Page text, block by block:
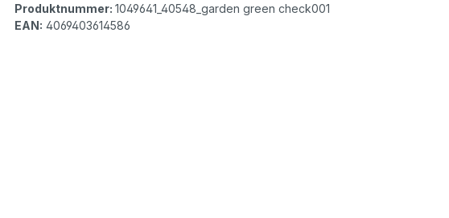
Produktnummer: 1049641_40548_garden green check001
EAN: 4069403614586